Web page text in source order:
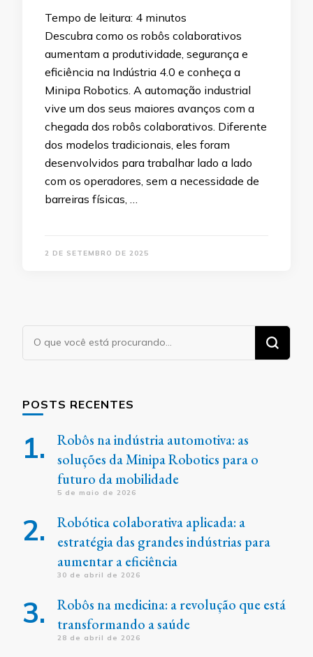
Tempo de leitura: 4 minutos
Descubra como os robôs colaborativos
aumentam a produtividade, segurança e
eficiência na Indústria 4.0 e conheça a
Minipa Robotics. A automação industrial
vive um dos seus maiores avanços com a
chegada dos robôs colaborativos. Diferente
dos modelos tradicionais, eles foram
desenvolvidos para trabalhar lado a lado
com os operadores, sem a necessidade de
barreiras físicas, …
2 DE SETEMBRO DE 2025
Procurando
algo?
POSTS RECENTES
Robôs na indústria automotiva: as
soluções da Minipa Robotics para o
futuro da mobilidade
5 de maio de 2026
Robótica colaborativa aplicada: a
estratégia das grandes indústrias para
aumentar a eficiência
30 de abril de 2026
Robôs na medicina: a revolução que está
transformando a saúde
28 de abril de 2026